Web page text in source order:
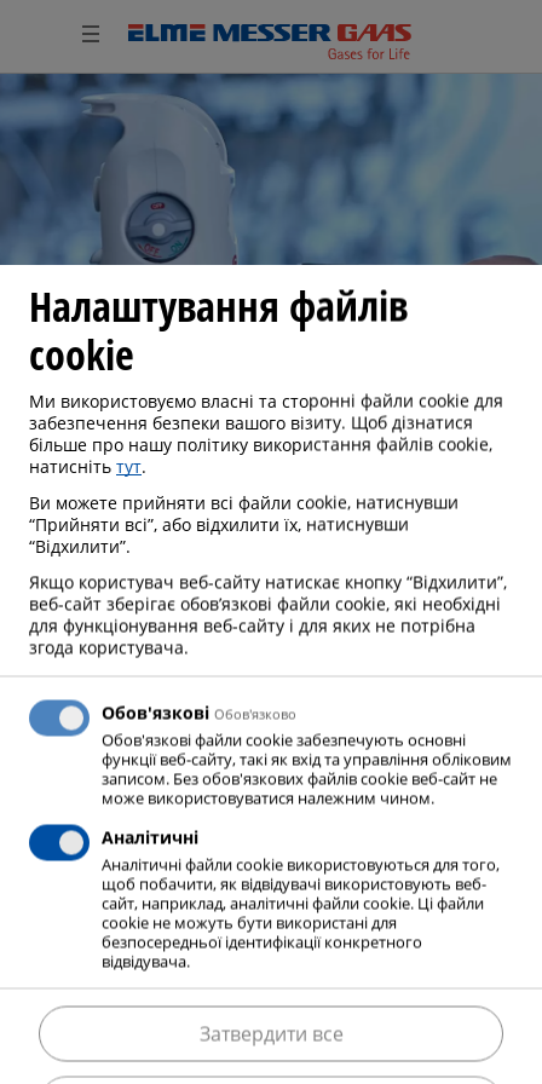
ПОСЛУГИ
Зв'яжіться з нами!
+38 050 041 05 66
info@elmemesser.ua
Преображенська, 23, м. Київ, 03110
Напишіть нам!
Технічне обслуговування
Налаштування файлів
cookie
Ми використовуємо власні та сторонні файли cookie для
забезпечення безпеки вашого візиту. Щоб дізнатися
більше про нашу політику використання файлів cookie,
натисніть тут.
Ви можете прийняти всі файли cookie, натиснувши
“Прийняти всі”, або відхилити їх, натиснувши
“Відхилити”.
Якщо користувач веб-сайту натискає кнопку “Відхилити”,
веб-сайт зберігає обов’язкові файли cookie, які необхідні
для функціонування веб-сайту і для яких не потрібна
згода користувача.
Обов'язкові Oбов'язково
Обов'язкові файли cookie забезпечують основні
функції веб-сайту, такі як вхід та управління обліковим
записом. Без обов'язкових файлів cookie веб-сайт не
може використовуватися належним чином.
Аналітичні
Аналітичні файли cookie використовуються для того,
щоб побачити, як відвідувачі використовують веб-
сайт, наприклад, аналітичні файли cookie. Ці файли
cookie не можуть бути використані для
безпосередньої ідентифікації конкретного
відвідувача.
Затвердити все